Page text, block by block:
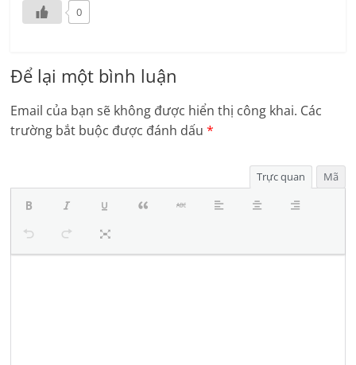
0
Để lại một bình luận
Email của bạn sẽ không được hiển thị công khai. Các
trường bắt buộc được đánh dấu*
Trực quan Mã